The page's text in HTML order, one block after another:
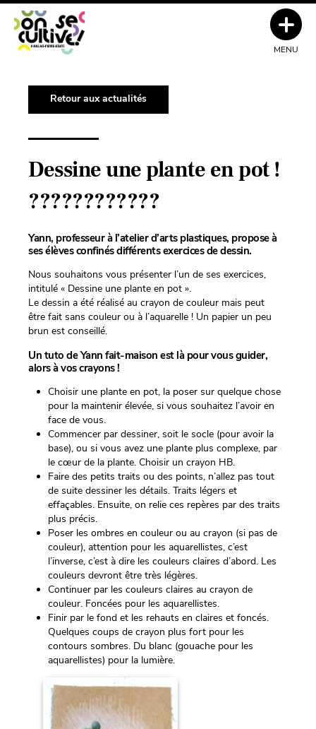
Retour aux actualités
Dessine une plante en pot !
????????????
Yann, professeur à l’atelier d’arts plastiques, propose à
ses élèves confinés différents exercices de dessin.
Nous souhaitons vous présenter l’un de ses exercices,
intitulé « Dessine une plante en pot ».
Le dessin a été réalisé au crayon de couleur mais peut
être fait sans couleur ou à l’aquarelle ! Un papier un peu
brun est conseillé.
Un tuto de Yann fait-maison est là pour vous guider,
alors à vos crayons !
Choisir une plante en pot, la poser sur quelque chose
pour la maintenir élevée, si vous souhaitez l’avoir en
face de vous.
Commencer par dessiner, soit le socle (pour avoir la
base), ou si vous avez une plante plus complexe, par
le cœur de la plante. Choisir un crayon HB.
Faire des petits traits ou des points, n’allez pas tout
de suite dessiner les détails. Traits légers et
effaçables. Ensuite, on relie ces repères par des traits
plus précis.
Poser les ombres en couleur ou au crayon (si pas de
couleur), attention pour les aquarellistes, c’est
l’inverse, c’est à dire les couleurs claires d’abord. Les
couleurs devront être très légères.
Continuer par les couleurs claires au crayon de
couleur. Foncées pour les aquarellistes.
Finir par le fond et les rehauts en claires et foncés.
Quelques coups de crayon plus fort pour les
contours sombres. Du blanc (gouache pour les
aquarellistes) pour la lumière.
MENU